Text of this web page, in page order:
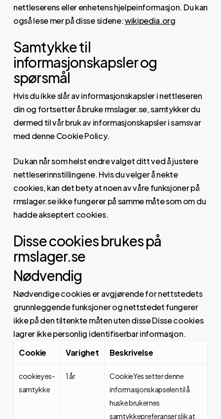
nettleserens eller enhetens hjelpeinformasjon. Du kan
også lese mer på disse sidene:wikipedia.org
Samtykke til
informasjonskapsler og
spørsmål
Hvis du ikke slår av informasjonskapsler i nettleseren
din og fortsetter å bruke rmslager.se, samtykker du
dermed til vår bruk av informasjonskapsler i samsvar
med denne Cookie Policy.
Du kan når som helst endre valget ditt ved å justere
nettleserinnstillingene. Hvis du velger å nekte
cookies, kan det bety at noen av våre funksjoner på
rmslager.se ikke fungerer på samme måte som om du
hadde akseptert cookies.
Disse cookies brukes på
rmslager.se
Nødvendig
Nødvendige cookies er avgjørende for nettstedets
grunnleggende funksjoner og nettstedet fungerer
ikke på den tiltenkte måten uten disse Disse cookies
lagrer ikke personlig identifiserbar informasjon.
Cookie
Varighet Beskrivelse
cookieyes-
samtykke
1 år
CookieYes setter denne
informasjonskapselen til å
huske brukernes
samtykkepreferanser slik at